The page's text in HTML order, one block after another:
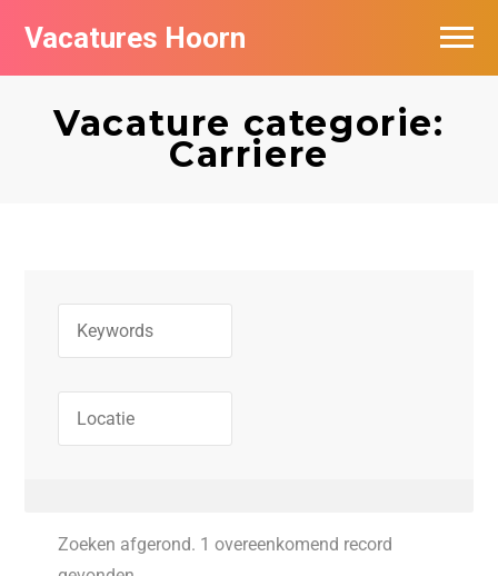
Vacatures Hoorn
Vacature categorie:
Carriere
Zoeken afgerond. 1 overeenkomend record
Vacatures per bedrijf in Hoorn